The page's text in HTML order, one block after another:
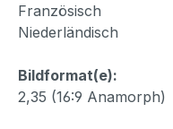
Französisch
Niederländisch
Bildformat(e):
2,35 (16:9 Anamorph)